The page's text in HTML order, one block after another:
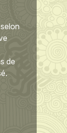
de
.